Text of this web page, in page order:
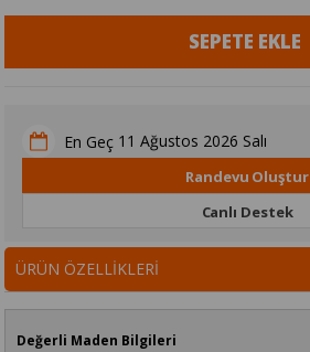
En Geç 11 Ağustos 2026 Salı
Randevu Oluştur
Canlı Destek
ÜRÜN ÖZELLIKLERI
Değerli Maden Bilgileri